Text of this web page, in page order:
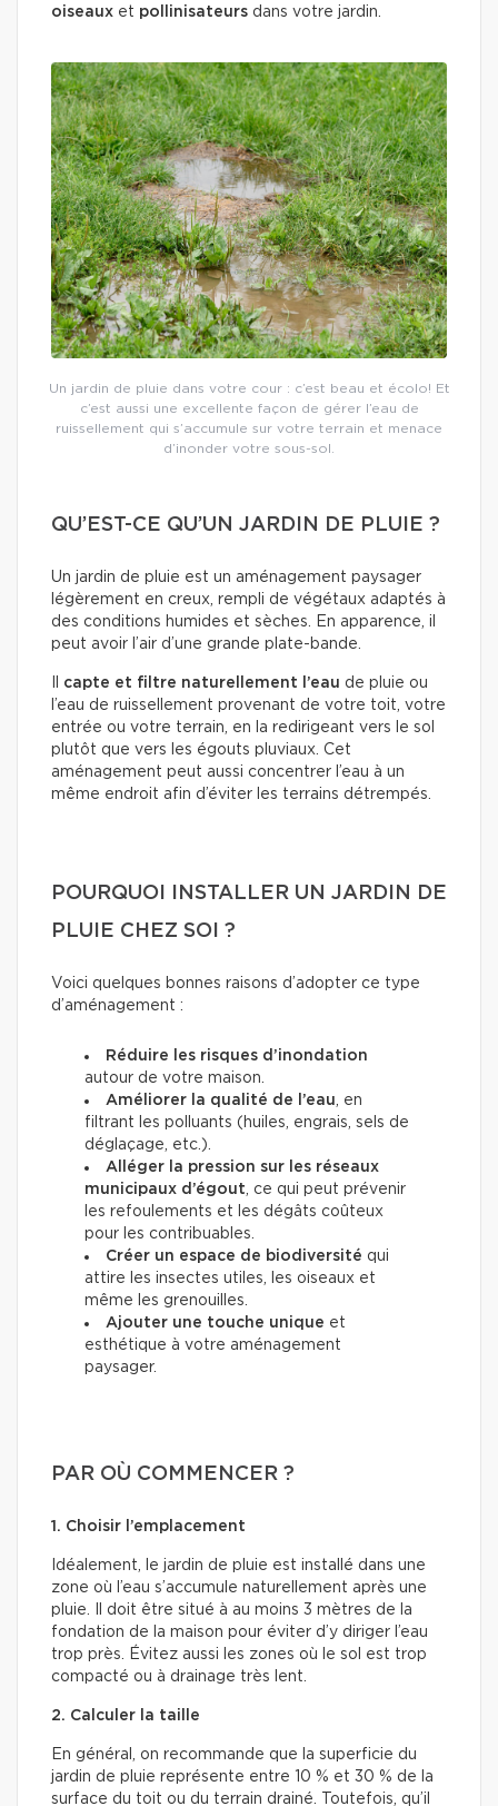
oiseaux et pollinisateurs dans votre jardin.
Un jardin de pluie dans votre cour : c’est beau et écolo! Et
c’est aussi une excellente façon de gérer l’eau de
ruissellement qui s’accumule sur votre terrain et menace
d’inonder votre sous-sol.
QU’EST-CE QU’UN JARDIN DE PLUIE ?
Un jardin de pluie est un aménagement paysager
légèrement en creux, rempli de végétaux adaptés à
des conditions humides et sèches. En apparence, il
peut avoir l’air d’une grande plate-bande.
capte et filtre naturellement l’eau de pluie ou
l’eau de ruissellement provenant de votre toit, votre
entrée ou votre terrain, en la redirigeant vers le sol
plutôt que vers les égouts pluviaux. Cet
aménagement peut aussi concentrer l’eau à un
même endroit afin d’éviter les terrains détrempés.
POURQUOI INSTALLER UN JARDIN DE
PLUIE CHEZ SOI ?
Voici quelques bonnes raisons d’adopter ce type
d’aménagement :
Réduire les risques d’inondation
autour de votre maison.
Améliorer la qualité de l’eau, en
filtrant les polluants (huiles, engrais, sels de
déglaçage, etc.).
Alléger la pression sur les réseaux
municipaux d’égout, ce qui peut prévenir
les refoulements et les dégâts coûteux
pour les contribuables.
Créer un espace de biodiversité qui
attire les insectes utiles, les oiseaux et
même les grenouilles.
Ajouter une touche unique et
esthétique à votre aménagement
paysager.
PAR OÙ COMMENCER ?
1. Choisir l’emplacement
Idéalement, le jardin de pluie est installé dans une
zone où l’eau s’accumule naturellement après une
pluie. Il doit être situé à au moins 3 mètres de la
fondation de la maison pour éviter d’y diriger l’eau
trop près. Évitez aussi les zones où le sol est trop
compacté ou à drainage très lent.
2. Calculer la taille
En général, on recommande que la superficie du
jardin de pluie représente entre 10 % et 30 % de la
surface du toit ou du terrain drainé. Toutefois, qu’il